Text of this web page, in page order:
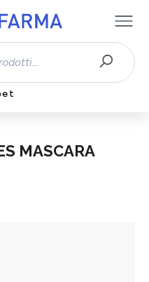
MASCARA